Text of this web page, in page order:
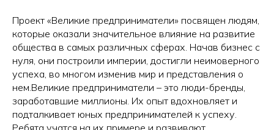
Проект «Великие предприниматели» посвящен людям,
которые оказали значительное влияние на развитие
общества в самых различных сферах. Начав бизнес с
нуля, они построили империи, достигли неимоверного
успеха, во многом изменив мир и представления о
нем.Великие предприниматели – это люди-бренды,
заработавшие миллионы. Их опыт вдохновляет и
подталкивает юных предпринимателей к успеху.
Ребята учатся на их примере и развивают